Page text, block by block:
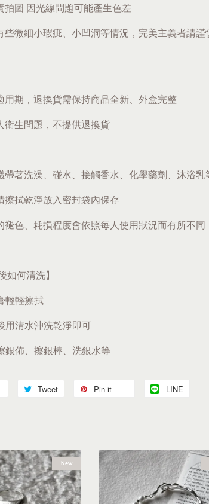
圖 因光線問題可能產生色差
微細小瑕疵、小凹洞等情況，完美主義者請謹
期，退換貨需保持商品全新、外盒完整
衛生問題，不提供退換貨
著洗澡、碰水、接觸香水、化學藥劑、沐浴乳
擦拭乾淨放入密封袋內保存
色、耗損程度會依照每人使用狀況而有所不同
如何清洗】
輕輕擦拭
用清水沖洗乾淨即可
銀佈、擦銀棒、洗銀水等
Tweet Pin it LINE
New